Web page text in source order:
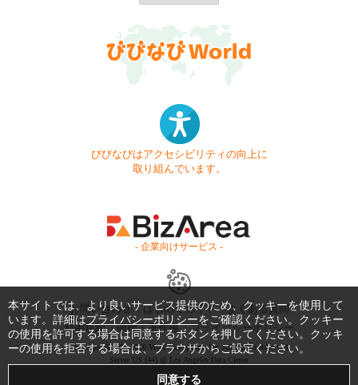
びびなびはアクセシビリティの向上に
取り組んでいます。
- 企業向けサービス -
お問い合わせ はじめてガイド
よくある質問
利用規約
商標・著作権 プライバシーポリシー
Copyright © 1999-2026 Vivid Navigation, Inc. All Rights Reserved.
Server US (44) @ Los Angeles Data Center
本サイトでは、より良いサービス提供のため、クッキーを使用して
います。詳細はプライバシーポリシーをご確認ください。クッキー
の使用を許可する場合は同意するボタンを押してください。クッキ
ーの使用を拒否する場合は、ブラウザからご設定ください。